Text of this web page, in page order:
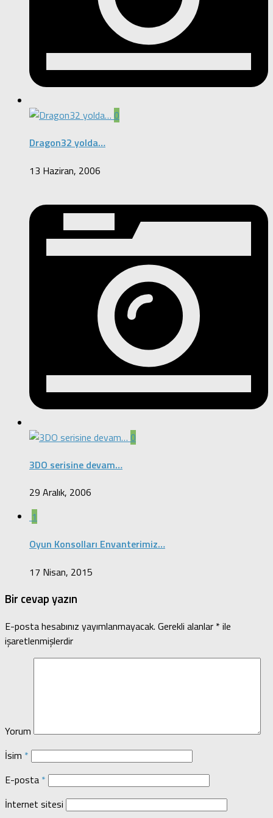
0
Dragon32 yolda…
13 Haziran, 2006
0
3DO serisine devam…
29 Aralık, 2006
1
Oyun Konsolları Envanterimiz…
17 Nisan, 2015
Bir cevap yazın
E-posta hesabınız yayımlanmayacak. Gerekli alanlar * ile
işaretlenmişlerdir
Yorum
İsim *
E-posta *
İnternet sitesi